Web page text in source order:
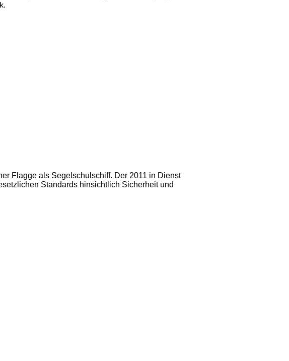
Flagge als Segelschulschiff. Der 2011 in Dienst
Standards hinsichtlich Sicherheit und